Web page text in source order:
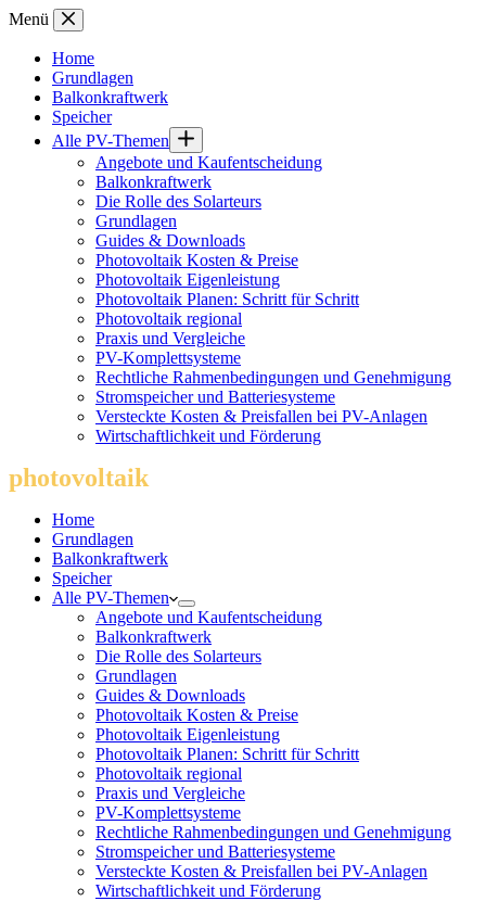
Zum
springen
Menü
Home
Grundlagen
Balkonkraftwerk
Speicher
Alle PV-Themen
Angebote und Kaufentscheidung
Balkonkraftwerk
Die Rolle des Solarteurs
Grundlagen
Guides & Downloads
Photovoltaik Kosten & Preise
Photovoltaik Eigenleistung
Photovoltaik Planen: Schritt für Schritt
Photovoltaik regional
Praxis und Vergleiche
PV-Komplettsysteme
Rechtliche Rahmenbedingungen und Genehmigung
Stromspeicher und Batteriesysteme
Versteckte Kosten & Preisfallen bei PV-Anlagen
Wirtschaftlichkeit und Förderung
photovoltaik
Home
Grundlagen
Balkonkraftwerk
Speicher
Alle PV-Themen
Angebote und Kaufentscheidung
Balkonkraftwerk
Die Rolle des Solarteurs
Grundlagen
Guides & Downloads
Photovoltaik Kosten & Preise
Photovoltaik Eigenleistung
Photovoltaik Planen: Schritt für Schritt
Photovoltaik regional
Praxis und Vergleiche
PV-Komplettsysteme
Rechtliche Rahmenbedingungen und Genehmigung
Stromspeicher und Batteriesysteme
Versteckte Kosten & Preisfallen bei PV-Anlagen
Wirtschaftlichkeit und Förderung